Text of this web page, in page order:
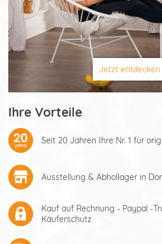
Jetzt entdecken
Ihre Vorteile
Seit 20 Jahren Ihre Nr. 1 für
Ausstellung & Abhollager in
Kauf auf Rechnung - Paypal -
Käuferschutz